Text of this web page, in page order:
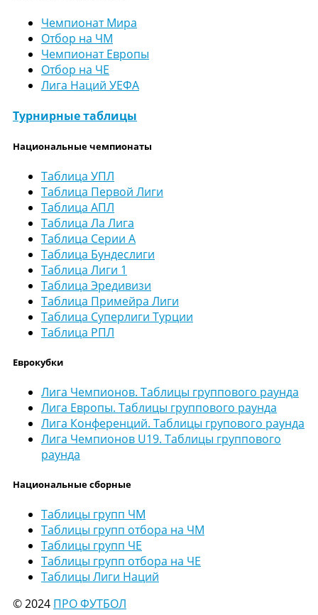
Чемпионат Мира
Отбор на ЧМ
Чемпионат Европы
Отбор на ЧЕ
Лига Наций УЕФА
Турнирные таблицы
Национальные чемпионаты
Таблица УПЛ
Таблица Первой Лиги
Таблица АПЛ
Таблица Ла Лига
Таблица Серии А
Таблица Бундеслиги
Таблица Лиги 1
Таблица Эредивизи
Таблица Примейра Лиги
Таблица Суперлиги Турции
Таблица РПЛ
Еврокубки
Лига Чемпионов. Таблицы группового раунда
Лига Европы. Таблицы группового раунда
Лига Конференций. Таблицы групового раунда
Лига Чемпионов U19. Таблицы группового
раунда
Национальные сборные
Таблицы групп ЧМ
Таблицы групп отбора на ЧМ
Таблицы групп ЧЕ
Таблицы групп отбора на ЧЕ
Таблицы Лиги Наций
© 2024 ПРО ФУТБОЛ